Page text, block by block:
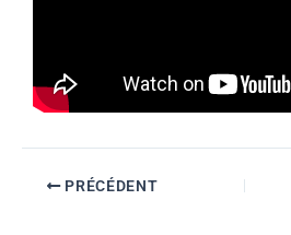
PRÉCÉDENT